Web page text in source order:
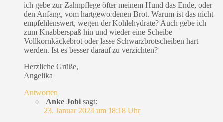
ich gebe zur Zahnpflege öfter meinem Hund das Ende, oder
den Anfang, vom hartgewordenen Brot. Warum ist das nicht
empfehlenswert, wegen der Kohlehydrate? Auch gebe ich
zum Knabberspaß hin und wieder eine Scheibe
Vollkornkäckebrot oder lasse Schwarzbrotscheiben hart
werden. Ist es besser darauf zu verzichten?
Herzliche Grüße,
Angelika
Antworten
Anke Jobi sagt:
23. Januar 2024 um 18:18 Uhr